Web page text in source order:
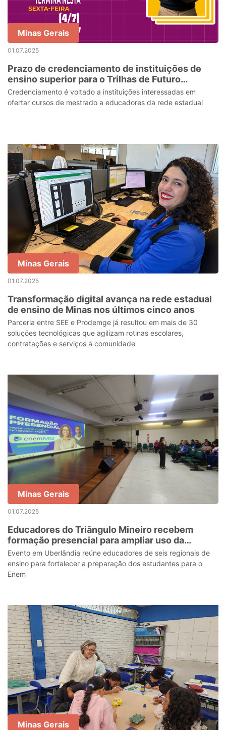
Minas Gerais
01.07.2025
Prazo de credenciamento de instituições de
ensino superior para o Trilhas de Futuro
Educadores termina nesta sexta-feira (4/7)
Credenciamento é voltado a instituições interessadas em
ofertar cursos de mestrado a educadores da rede estadual
Minas Gerais
01.07.2025
Transformação digital avança na rede estadual
de ensino de Minas nos últimos cinco anos
Parceria entre SEE e Prodemge já resultou em mais de 30
soluções tecnológicas que agilizam rotinas escolares,
contratações e serviços à comunidade
Minas Gerais
01.07.2025
Educadores do Triângulo Mineiro recebem
formação presencial para ampliar uso da
Plataforma Enem MG
Evento em Uberlândia reúne educadores de seis regionais de
ensino para fortalecer a preparação dos estudantes para o
Enem
Minas Gerais